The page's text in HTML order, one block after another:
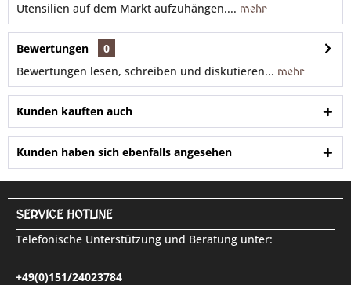
Utensilien auf dem Markt aufzuhängen.... mehr
Bewertungen
0
Bewertungen lesen, schreiben und diskutieren... mehr
Kunden kauften auch
Kunden haben sich ebenfalls angesehen
SERVICE HOTLINE
Telefonische Unterstützung und Beratung unter:
+49(0)151/24023784